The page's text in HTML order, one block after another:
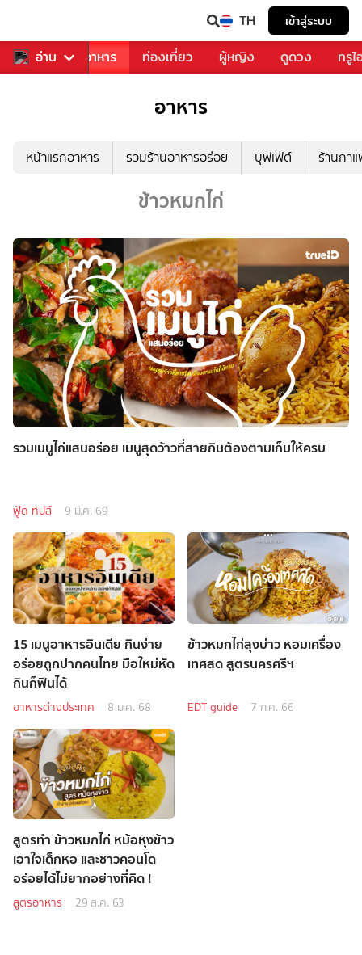
TH เข้าสู่ระบบ
อ่าน
การเพลง อาหาร ท่องเที่ยว ผู้หญิง ดูดวง ทรู
อาหาร
หน้าแรกอาหาร รวมร้านอาหารอร่อย บุฟเฟ่ต์ ร้านกา
ข้าวหมกไก่
รวมเมนูไก่แสนอร่อย เมนูสุดว้าวที่สายกินต้องตามเก็บให้ครบ
ฟู้ด ทิปส์ 9 มี.ค. 69
15 เมนูอาหารอินเดีย กินง่าย
อร่อยถูกปากคนไทย มือใหม่หัด
กินก็ฟินได้
อาหารต่างประเทศ 8 ม.ค. 68
ข้าวหมกไก่ลุงบ่าว หอมเครื่อง
เทศสด สูตรนครศรีฯ
EDT guide 7 ก.ค. 66
สูตรทำ ข้าวหมกไก่ หม้อหุงข้าว
เอาใจเด็กหอ และชาวคอนโด
อร่อยได้ไม่ยากอย่างที่คิด !
สูตรอาหาร 29 ส.ค. 63